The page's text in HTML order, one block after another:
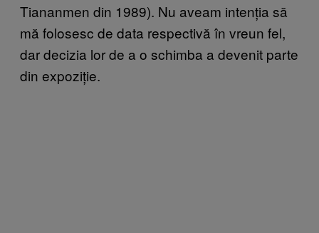
Tiananmen din 1989). Nu aveam intenția să
mă folosesc de data respectivă în vreun fel,
dar decizia lor de a o schimba a devenit parte
din expoziție.